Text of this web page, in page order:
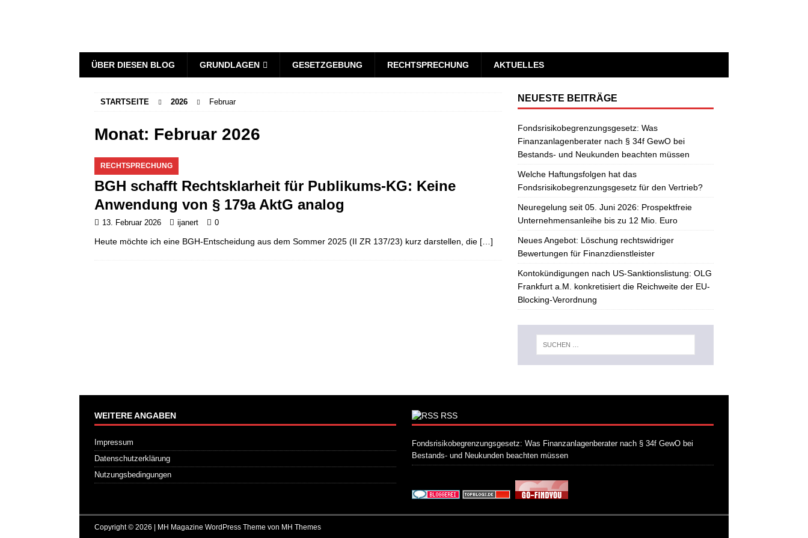
ÜBER DIESEN BLOG GRUNDLAGEN GESETZGEBUNG RECHTSPRECHUNG AKTUELLES
STARTSEITE 2026 Februar
Monat: Februar 2026
RECHTSPRECHUNG
BGH schafft Rechtsklarheit für Publikums-KG: Keine
Anwendung von § 179a AktG analog
13. Februar 2026 ijanert 0
Heute möchte ich eine BGH-Entscheidung aus dem Sommer 2025 (II ZR 137/23) kurz darstellen, die […]
NEUESTE BEITRÄGE
Fondsrisikobegrenzungsgesetz: Was
Finanzanlagenberater nach § 34f GewO bei
Bestands- und Neukunden beachten müssen
Welche Haftungsfolgen hat das
Fondsrisikobegrenzungsgesetz für den Vertrieb?
Neuregelung seit 05. Juni 2026: Prospektfreie
Unternehmensanleihe bis zu 12 Mio. Euro
Neues Angebot: Löschung rechtswidriger
Bewertungen für Finanzdienstleister
Kontokündigungen nach US-Sanktionslistung: OLG
Frankfurt a.M. konkretisiert die Reichweite der EU-
Blocking-Verordnung
WEITERE ANGABEN
Impressum
Datenschutzerklärung
Nutzungsbedingungen
RSS
Fondsrisikobegrenzungsgesetz: Was Finanzanlagenberater nach § 34f GewO bei
Bestands- und Neukunden beachten müssen
Copyright © 2026 | MH Magazine WordPress Theme von MH Themes